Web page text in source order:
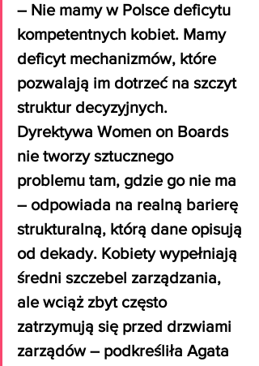
– Nie mamy w Polsce deficytu
kompetentnych kobiet. Mamy
deficyt mechanizmów, które
pozwalają im dotrzeć na szczyt
struktur decyzyjnych.
Dyrektywa Women on Boards
nie tworzy sztucznego
problemu tam, gdzie go nie ma
– odpowiada na realną barierę
strukturalną, którą dane opisują
od dekady. Kobiety wypełniają
średni szczebel zarządzania,
ale wciąż zbyt często
zatrzymują się przed drzwiami
zarządów – podkreśliła Agata